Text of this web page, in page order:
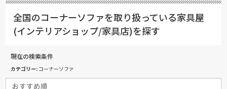
全国のコーナーソファを取り扱っている家具屋
(インテリアショップ/家具店)を探す
現在の検索条件
カテゴリー コーナーソファ